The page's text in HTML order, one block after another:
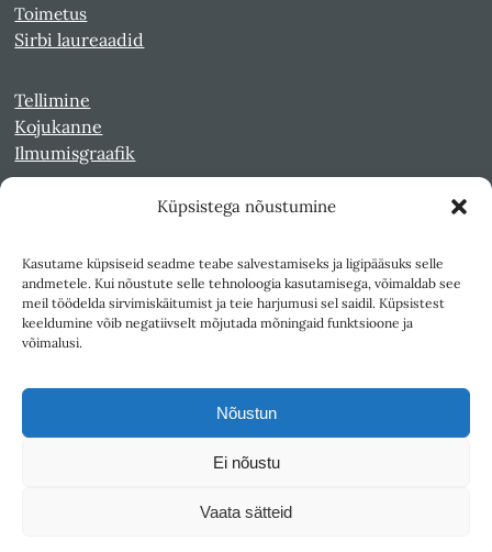
Küpsistega nõustumine
Kasutame küpsiseid seadme teabe salvestamiseks ja ligipääsuks selle
andmetele. Kui nõustute selle tehnoloogia kasutamisega, võimaldab see
meil töödelda sirvimiskäitumist ja teie harjumusi sel saidil. Küpsistest
keeldumine võib negatiivselt mõjutada mõningaid funktsioone ja
võimalusi.
Nõustun
Ei nõustu
Vaata sätteid
Toimetus
Sirbi laureaadid
Tellimine
Kojukanne
Ilmumisgraafik
Kultuurileht 1994-1997
Reede 1989-1990
Sirp ja Vasar 1940-1989
Teksti- ja andmekaeve
Väljaandja SA Kultuurileht